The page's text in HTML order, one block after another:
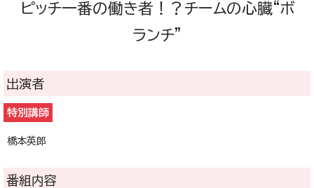
ピッチ一番の働き者！？チームの心臓“ボ
ランチ”
出演者
特別講師
橋本英郎
番組内容